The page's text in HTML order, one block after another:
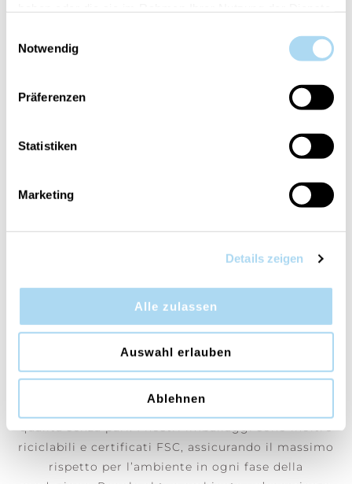
Notwendig
Präferenzen
Statistiken
Marketing
Details zeigen
Alle zulassen
Auswahl erlauben
Ablehnen
CONTATTA
Un senso di calma e serenità che invita a un
rilassamento profondo e rigenerante.
Da Cerería Mollá 1899, tramandiamo un antico
qualità senza pari. I nostri imballaggi sono inoltre
riciclabili e certificati FSC, assicurando il massimo
rispetto per l’ambiente in ogni fase della